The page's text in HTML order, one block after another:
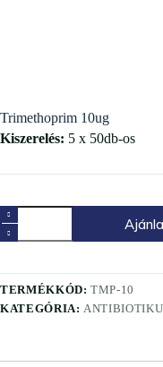
Trimethoprim 10ug
Kiszerelés: 5 x 50db-os
TERMÉKKÓD:TMP-10
KATEGÓRIA: